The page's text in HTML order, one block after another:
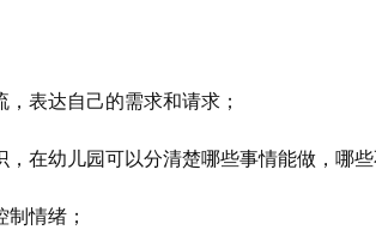
表达自己的需求和请求；
在幼儿园可以分清楚哪些事情能做，哪些
情绪；